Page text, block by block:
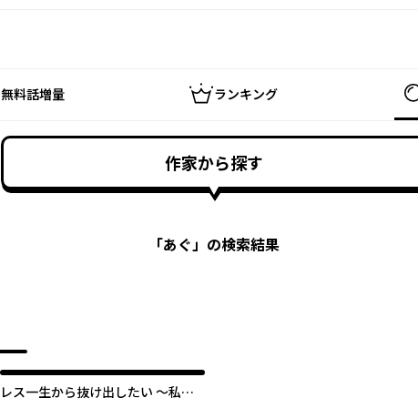
無料話増量 ランキング
作家から探す
「あぐ」の検索結果
レス一生から抜け出したい ～私が